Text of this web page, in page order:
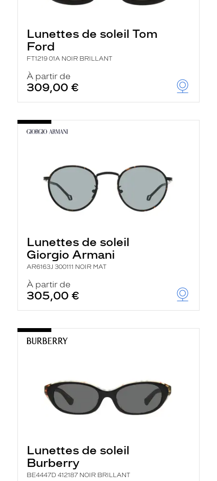
Lunettes de soleil Tom
Ford
FT1219 01A NOIR BRILLANT
À partir de
309,00 €
Lunettes de soleil
Giorgio Armani
AR6163J 300111 NOIR MAT
À partir de
305,00 €
Lunettes de soleil
Burberry
BE4447D 412187 NOIR BRILLANT